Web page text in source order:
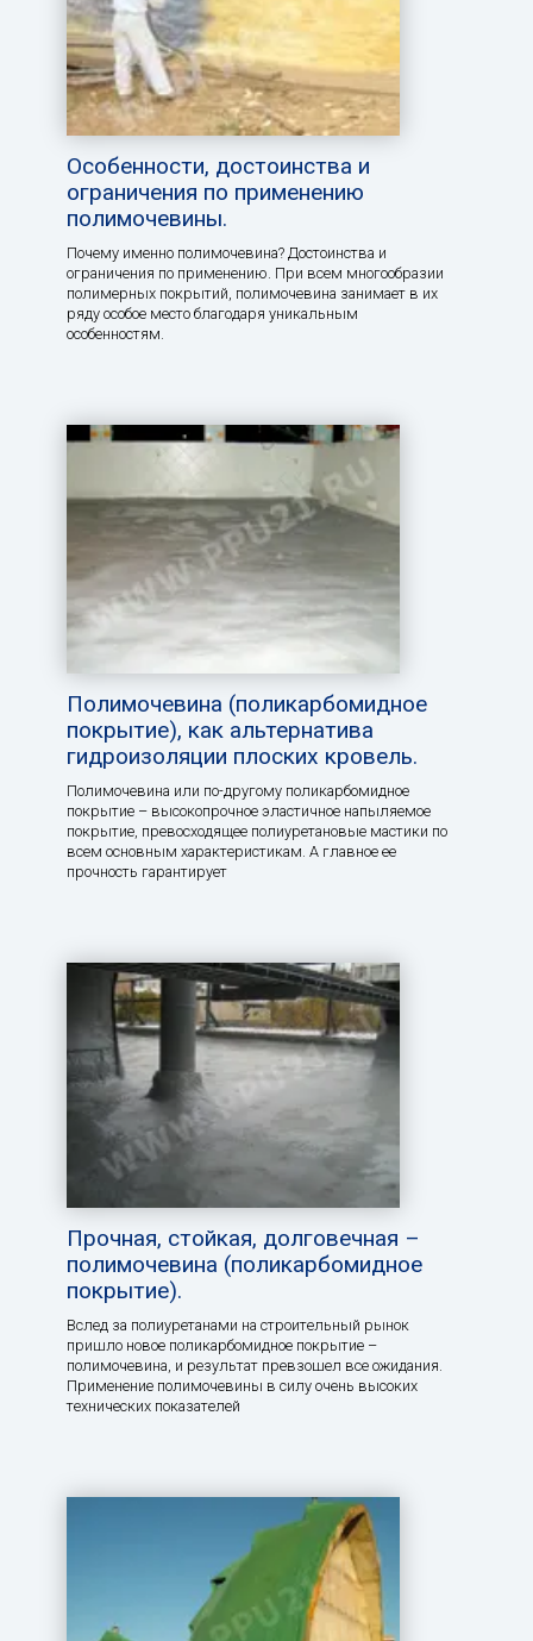
Особенности, достоинства и
ограничения по применению
полимочевины.
Почему именно полимочевина? Достоинства и
ограничения по применению. При всем многообразии
полимерных покрытий, полимочевина занимает в их
ряду особое место благодаря уникальным
особенностям.
Полимочевина (поликарбомидное
покрытие), как альтернатива
гидроизоляции плоских кровель.
Полимочевина или по-другому поликарбомидное
покрытие – высокопрочное эластичное напыляемое
покрытие, превосходящее полиуретановые мастики по
всем основным характеристикам. А главное ее
прочность гарантирует
Прочная, стойкая, долговечная –
полимочевина (поликарбомидное
покрытие).
Вслед за полиуретанами на строительный рынок
пришло новое поликарбомидное покрытие –
полимочевина, и результат превзошел все ожидания.
Применение полимочевины в силу очень высоких
технических показателей